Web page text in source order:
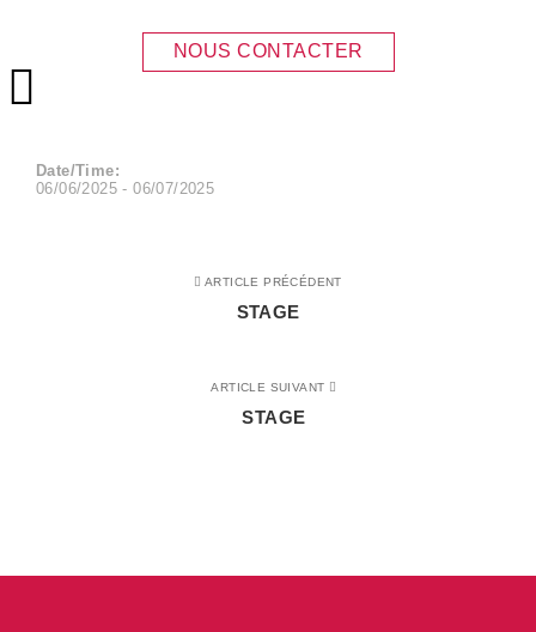
Menu principal
NOUS CONTACTER
STAGE
Date/Time:
06/06/2025 - 06/07/2025
ARTICLE PRÉCÉDENT
STAGE
ARTICLE SUIVANT
STAGE